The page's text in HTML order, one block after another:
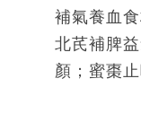
補氣養血
北芪補脾
顏；蜜棗止